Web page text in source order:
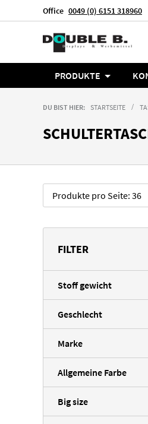
Office 0049 (0) 6151 318960
Sprache
PRODUKTE
DU BIST HIER: STARTSEITE
Produkte pro Seite: 36
FILTER
Stoff gewicht
Geschlecht
Marke
Allgemeine Farbe
Big size